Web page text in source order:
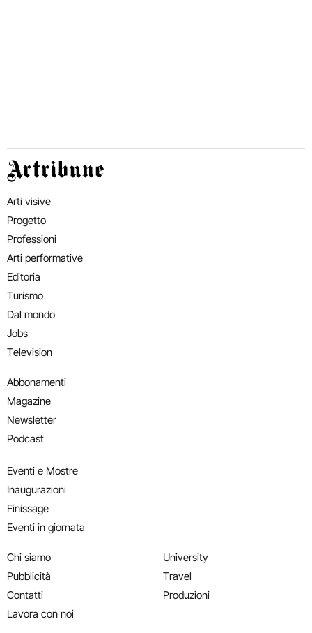
Artribune
Arti visive
Progetto
Professioni
Arti performative
Editoria
Turismo
Dal mondo
Jobs
Television
Abbonamenti
Magazine
Newsletter
Podcast
Eventi e Mostre
Inaugurazioni
Finissage
Eventi in giornata
Chi siamo
Pubblicità
Contatti
Lavora con noi
University
Travel
Produzioni